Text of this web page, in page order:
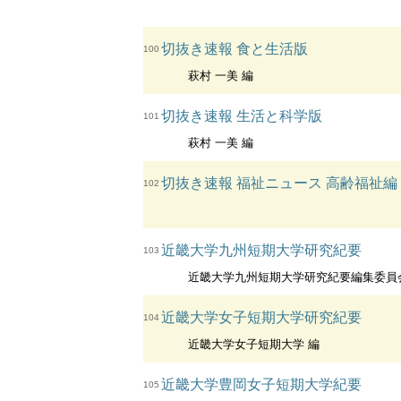
100 切抜き速報 食と生活版
萩村 一美 編
101 切抜き速報 生活と科学版
萩村 一美 編
102 切抜き速報 福祉ニュース 高齢福祉編
103 近畿大学九州短期大学研究紀要
近畿大学九州短期大学研究紀要編集委員
104近畿大学女子短期大学研究紀要
近畿大学女子短期大学 編
105 近畿大学豊岡女子短期大学紀要